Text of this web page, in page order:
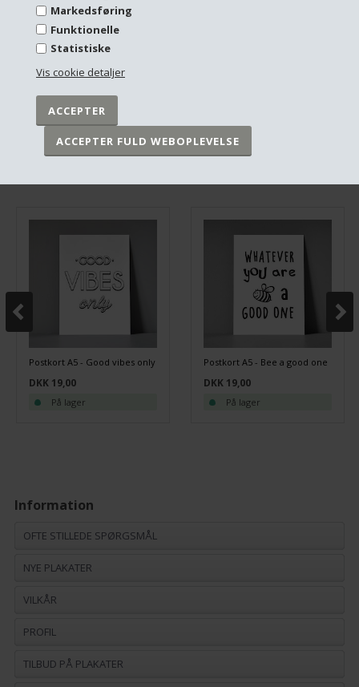
Markedsføring
Funktionelle
Statistiske
Vis cookie detaljer
På lager
Postkort A5 - Good vibes only
DKK 19,00
På lager
Postkort A5 - Bee a good one
DKK 19,00
På lager
Information
OFTE STILLEDE SPØRGSMÅL
NYE PLAKATER
VILKÅR
PROFIL
TILBUD PÅ PLAKATER